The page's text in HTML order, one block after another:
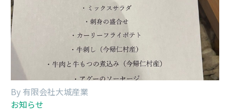
By 有限会社大城産業
お知らせ